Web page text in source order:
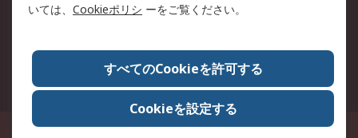
プレスリリース＆お知ら
コーポレートサイト
全世界のRS
RSの歴史
ESGへの取り組み（英語）
認証について
〒240-0005 神奈川県横浜市保土ヶ谷区神戸町134番地 横浜ビジネスパーク ウ
いては、 Cookieポリシ ーをご覧ください。
すべてのCookieを許可する
Cookieを設定する